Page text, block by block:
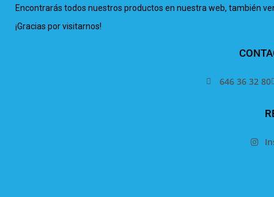
Encontrarás todos nuestros productos en nuestra web, también
¡Gracias por visitarnos!
646 36 32 80